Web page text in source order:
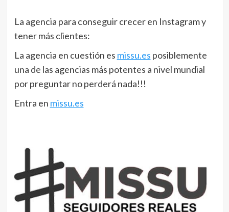
La agencia para conseguir crecer en Instagram y
tener más clientes:
La agencia en cuestión es missu.es posiblemente
una de las agencias más potentes a nivel mundial
por preguntar no perderá nada!!!
Entra en missu.es